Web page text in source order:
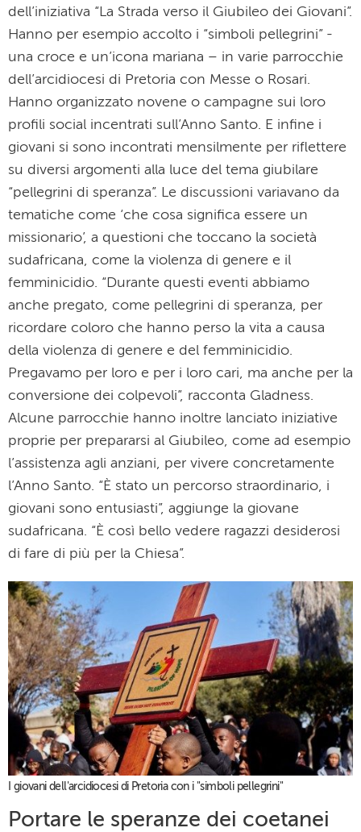
dell’iniziativa “La Strada verso il Giubileo dei Giovani”.
Hanno per esempio accolto i “simboli pellegrini” -
una croce e un’icona mariana – in varie parrocchie
dell’arcidiocesi di Pretoria con Messe o Rosari.
Hanno organizzato novene o campagne sui loro
profili social incentrati sull’Anno Santo. E infine i
giovani si sono incontrati mensilmente per riflettere
su diversi argomenti alla luce del tema giubilare
“pellegrini di speranza”. Le discussioni variavano da
tematiche come ‘che cosa significa essere un
missionario’, a questioni che toccano la società
sudafricana, come la violenza di genere e il
femminicidio. “Durante questi eventi abbiamo
anche pregato, come pellegrini di speranza, per
ricordare coloro che hanno perso la vita a causa
della violenza di genere e del femminicidio.
Pregavamo per loro e per i loro cari, ma anche per la
conversione dei colpevoli”, racconta Gladness.
Alcune parrocchie hanno inoltre lanciato iniziative
proprie per prepararsi al Giubileo, come ad esempio
l’assistenza agli anziani, per vivere concretamente
l’Anno Santo. “È stato un percorso straordinario, i
giovani sono entusiasti”, aggiunge la giovane
sudafricana. “È così bello vedere ragazzi desiderosi
di fare di più per la Chiesa”.
I giovani dell'arcidiocesi di Pretoria con i "simboli pellegrini"
Portare le speranze dei coetanei